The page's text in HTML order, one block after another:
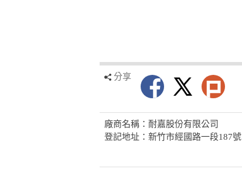
分享
廠商名稱：耐嘉股份有限公司
登記地址：新竹市經國路一段187號